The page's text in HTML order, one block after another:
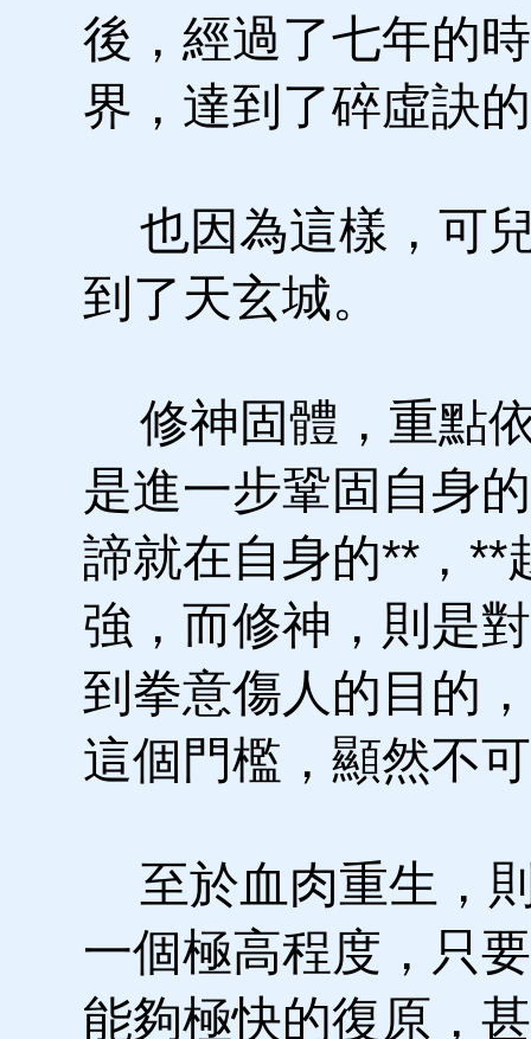
後，經過了七年的
界，達到了碎虛訣
也因為這樣，可
到了天玄城。
修神固體，重點
是進一步鞏固自身
諦就在自身的**，**
強，而修神，則是
到拳意傷人的目的
這個門檻，顯然不
至於血肉重生，
一個極高程度，只
能夠極快的復原，